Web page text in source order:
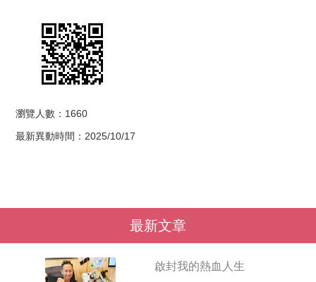
瀏覽人數：1660
最新異動時間：2025/10/17
最新文章
啟封我的熱血人生